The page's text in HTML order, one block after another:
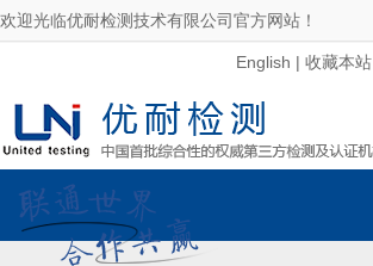
欢迎光临优耐检测技术有限公司官方网站！
English | 收藏本站